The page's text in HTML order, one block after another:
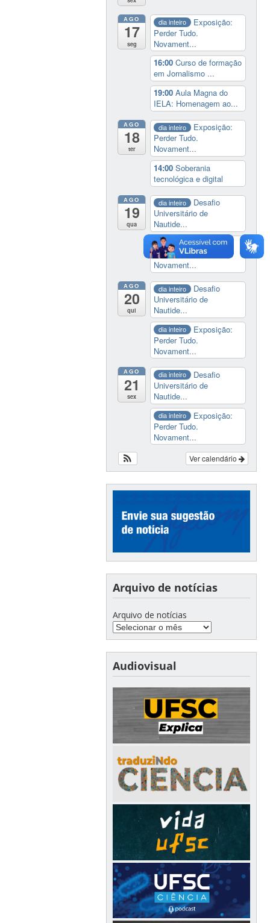
AGO
17
seg
dia inteiro
Exposição:
Perder Tudo.
Novament...
16:00Curso de formação
em Jornalismo ...
19:00Aula Magna do
IELA: Homenagem ao...
AGO
18
ter
dia inteiro
Exposição:
Perder Tudo.
Novament...
14:00Soberania
tecnológica e digital
AGO
19
qua
dia inteiro
Desafio
Universitário de
Nautide...
dia inteiro
Exposição:
Perder Tudo.
Novament...
AGO
20
qui
dia inteiro
Desafio
Universitário de
Nautide...
dia inteiro
Exposição:
Perder Tudo.
Novament...
AGO
21
sex
dia inteiro
Desafio
Universitário de
Nautide...
dia inteiro
Exposição:
Perder Tudo.
Novament...
Ver calendário
Arquivo de notícias
Arquivo de notícias
Audiovisual